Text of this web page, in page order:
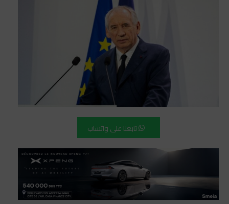
تابعنا على واتساب